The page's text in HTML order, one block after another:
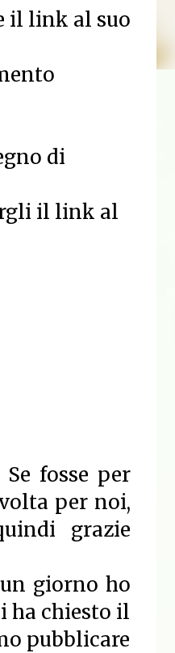
il link al suo
di
il link al
Se fosse per
per noi,
grazie
giorno ho
ha chiesto il
pubblicare